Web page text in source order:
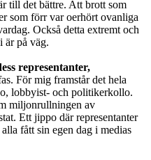
till det bättre. Att brott som
som förr var oerhört ovanliga
Också detta extremt och
är på väg.
representanter,
För mig framstår det hela
lobbyist- och politikerkollo.
miljonrullningen av
Ett jippo där representanter
fått sin egen dag i medias